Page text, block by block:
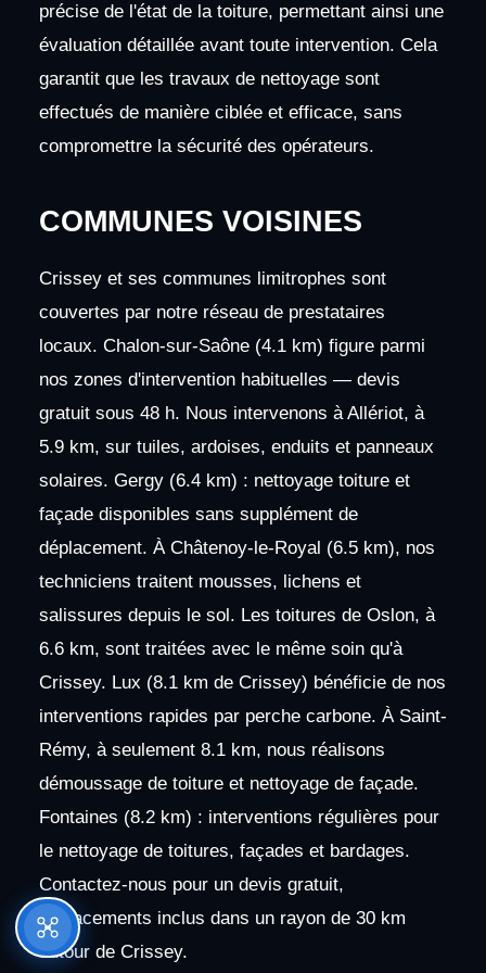
précise de l'état de la toiture, permettant ainsi une
évaluation détaillée avant toute intervention. Cela
garantit que les travaux de nettoyage sont
effectués de manière ciblée et efficace, sans
compromettre la sécurité des opérateurs.
COMMUNES VOISINES
Crissey et ses communes limitrophes sont
couvertes par notre réseau de prestataires
locaux. Chalon-sur-Saône (4.1 km) figure parmi
nos zones d'intervention habituelles — devis
gratuit sous 48 h. Nous intervenons à Allériot, à
5.9 km, sur tuiles, ardoises, enduits et panneaux
solaires. Gergy (6.4 km) : nettoyage toiture et
façade disponibles sans supplément de
déplacement. À Châtenoy-le-Royal (6.5 km), nos
techniciens traitent mousses, lichens et
salissures depuis le sol. Les toitures de Oslon, à
6.6 km, sont traitées avec le même soin qu'à
Crissey. Lux (8.1 km de Crissey) bénéficie de nos
interventions rapides par perche carbone. À Saint-
Rémy, à seulement 8.1 km, nous réalisons
démoussage de toiture et nettoyage de façade.
Fontaines (8.2 km) : interventions régulières pour
le nettoyage de toitures, façades et bardages.
Contactez-nous pour un devis gratuit,
déplacements inclus dans un rayon de 30 km
autour de Crissey.